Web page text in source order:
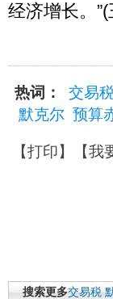
经济增长。
热词： 交易
默克尔 预算
【打印】【我
搜索更多交易税